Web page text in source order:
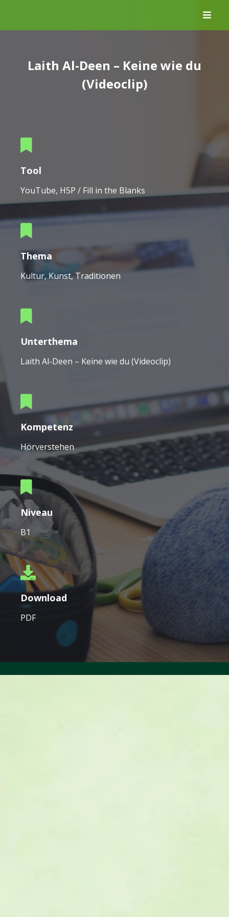
Laith Al-Deen – Keine wie du
(Videoclip)
Tool
YouTube, H5P / Fill in the Blanks
Thema
Kultur, Kunst, Traditionen
Unterthema
Laith Al-Deen – Keine wie du (Videoclip)
Kompetenz
Hörverstehen
Niveau
B1
Download
PDF